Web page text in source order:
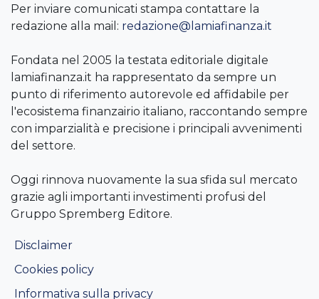
Per inviare comunicati stampa contattare la
redazione alla mail: redazione@lamiafinanza.it
Fondata nel 2005 la testata editoriale digitale
lamiafinanza.it ha rappresentato da sempre un
punto di riferimento autorevole ed affidabile per
l'ecosistema finanzairio italiano, raccontando sempre
con imparzialità e precisione i principali avvenimenti
del settore.
Oggi rinnova nuovamente la sua sfida sul mercato
grazie agli importanti investimenti profusi del
Gruppo Spremberg Editore.
Disclaimer
Cookies policy
Informativa sulla privacy